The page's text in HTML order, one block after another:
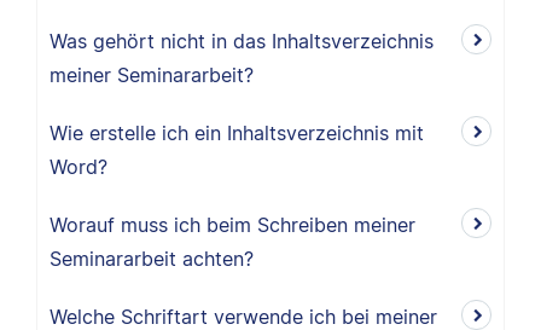
Was gehört nicht in das Inhaltsverzeichnis
meiner Seminararbeit?
Wie erstelle ich ein Inhaltsverzeichnis mit
Word?
Worauf muss ich beim Schreiben meiner
Seminararbeit achten?
Welche Schriftart verwende ich bei meiner